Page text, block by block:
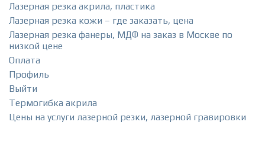
Лазерная резка акрила, пластика
Лазерная резка кожи – где заказать, цена
Лазерная резка фанеры, МДФ на заказ в Москве по
низкой цене
Оплата
Профиль
Выйти
Термогибка акрила
Цены на услуги лазерной резки, лазерной гравировки